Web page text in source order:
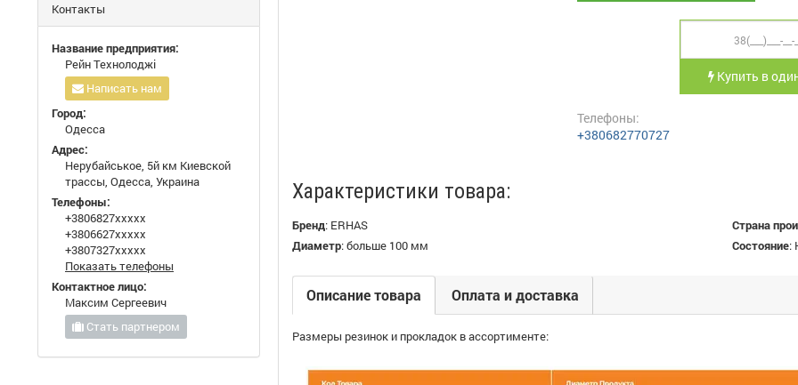
Купить в
Телефоны:
+380682770727
Характеристики товара:
Бренд: ERHAS
Страна
Диаметр:больше 100 мм Состояние:
Описание товара Оплата и доставка
Размеры резинок и прокладок в ассортименте:
Контакты
Название предприятия:
Рейн Технолоджі
Написать нам
Город:
Одесса
Адрес:
Нерубайськое, 5й км Киевской
трассы, Одесса, Украина
Телефоны:
+3806827xxxxx
+3806627xxxxx
+3807327xxxxx
Показать телефоны
Контактное лицо:
Максим Сергеевич
Стать партнером